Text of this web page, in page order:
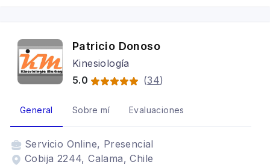
Patricio Donoso
Kinesiología
5.0
(34)
General Sobre mí Evaluaciones
Servicio Online, Presencial
Cobija 2244, Calama, Chile